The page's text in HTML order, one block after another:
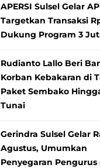
APERSI Sulsel Gelar
Targetkan Transaksi
Dukung Program 3
Rudianto Lallo Beri
Korban Kebakaran di
Paket Sembako
Tunai
Gerindra Sulsel Gelar
Agustus, Umumkan
Penyegaran Pengurus